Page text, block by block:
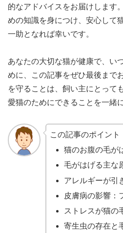
的なアドバイスをお届けします
めの知識を身につけ、安心して
一助となれば幸いです。
あなたの大切な猫が健康で、い
めに、この記事をぜひ最後まで
を守ることは、飼い主にとって
愛猫のためにできることを一緒
この記事のポイント
猫のお腹の毛が
毛がはげる主な
アレルギーが引
皮膚病の影響：
ストレスが猫の
寄生虫の存在と